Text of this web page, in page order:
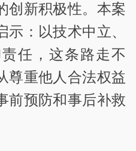
创新积极性。本案
：以技术中立、
任，这条路走不
尊重他人合法权益
前预防和事后补救